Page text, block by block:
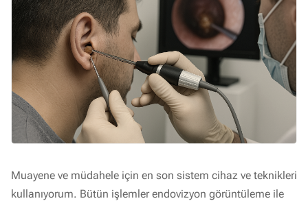
Muayene ve müdahele için en son sistem cihaz ve teknikleri
kullanıyorum. Bütün işlemler endovizyon görüntüleme ile